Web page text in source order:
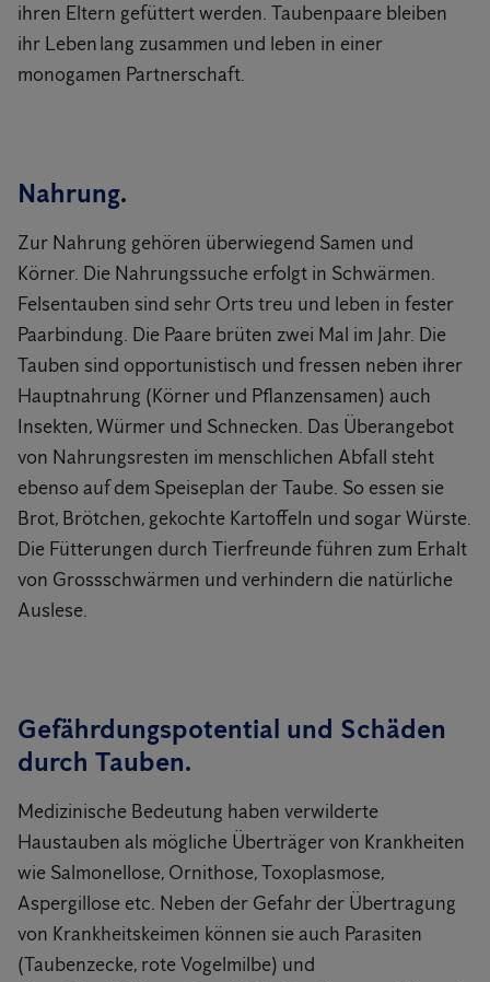
ihren Eltern gefüttert werden. Taubenpaare bleiben
ihr Leben lang zusammen und leben in einer
monogamen Partnerschaft.
Nahrung.
Zur Nahrung gehören überwiegend Samen und
Körner. Die Nahrungssuche erfolgt in Schwärmen.
Felsentauben sind sehr Orts treu und leben in fester
Paarbindung. Die Paare brüten zwei Mal im Jahr. Die
Tauben sind opportunistisch und fressen neben ihrer
Hauptnahrung (Körner und Pflanzensamen) auch
Insekten, Würmer und Schnecken. Das Überangebot
von Nahrungsresten im menschlichen Abfall steht
ebenso auf dem Speiseplan der Taube. So essen sie
Brot, Brötchen, gekochte Kartoffeln und sogar Würste.
Die Fütterungen durch Tierfreunde führen zum Erhalt
von Grossschwärmen und verhindern die natürliche
Auslese.
Gefährdungspotential und Schäden
durch Tauben.
Medizinische Bedeutung haben verwilderte
Haustauben als mögliche Überträger von Krankheiten
wie Salmonellose, Ornithose, Toxoplasmose,
Aspergillose etc. Neben der Gefahr der Übertragung
von Krankheitskeimen können sie auch Parasiten
(Taubenzecke, rote Vogelmilbe) und